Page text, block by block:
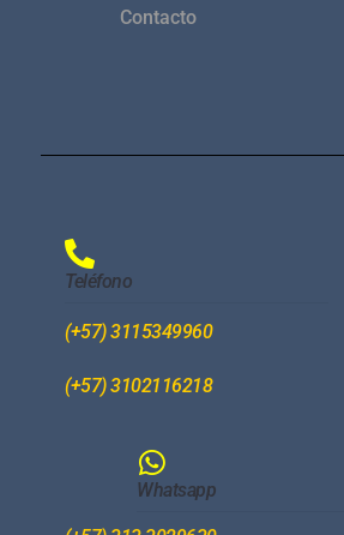
Contacto
Teléfono
(+57) 3115349960
(+57) 3102116218
Whatsapp